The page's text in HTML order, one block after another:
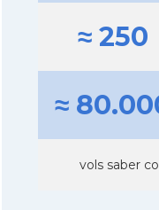
≈ 250
≈
vols saber